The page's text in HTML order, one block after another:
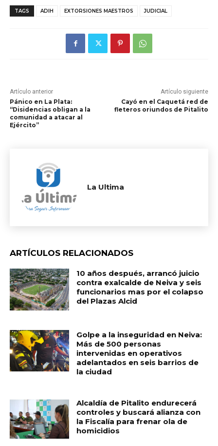
TAGS ADIH EXTORSIONES MAESTROS JUDICIAL
Artículo anterior
Pánico en La Plata:
“Disidencias obligan a la
comunidad a atacar al
Ejército”
Artículo siguiente
Cayó en el Caquetá red de
fleteros oriundos de Pitalito
La Ultima
ARTÍCULOS RELACIONADOS
10 años después, arrancó juicio
contra exalcalde de Neiva y seis
funcionarios mas por el colapso
del Plazas Alcid
Golpe a la inseguridad en Neiva:
Más de 500 personas
intervenidas en operativos
adelantados en seis barrios de
la ciudad
Alcaldía de Pitalito endurecerá
controles y buscará alianza con
la Fiscalía para frenar ola de
homicidios